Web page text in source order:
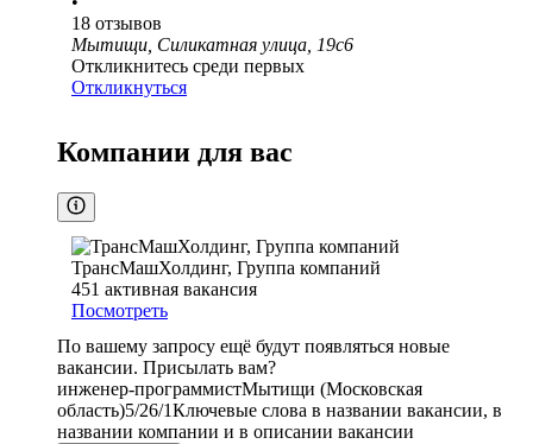
18 отзывов
Мытищи, Силикатная улица, 19с6
Откликнитесь среди первых
Откликнуться
Компании для вас
ТрансМашХолдинг, Группа компаний
451 активная вакансия
Посмотреть
По вашему запросу ещё будут появляться новые
вакансии. Присылать вам?
инженер-программистМытищи (Московская
область)5/26/1Ключевые слова в названии вакансии, в
названии компании и в описании вакансии